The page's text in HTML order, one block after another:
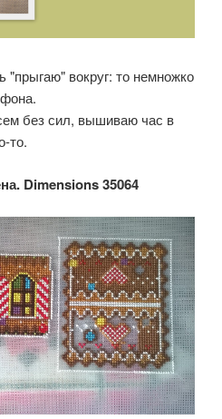
"прыгаю" вокруг: то немножко
без сил, вышиваю час в
то.
Dimensions 35064